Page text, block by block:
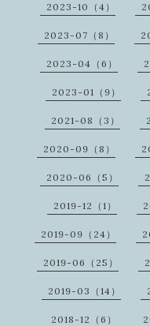
2023-10（4）
2023-07（8）
2023-04（6）
2023-01（9）
2021-08（3）
2020-09（8）
2020-06（5）
2019-12（1）
2019-09（24）
2019-06（25）
2019-03（14）
2018-12（6）